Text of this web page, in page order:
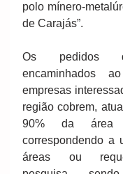
polo mínero-
de Carajás”.
Os pedidos
encaminhados
empresas
região cobrem,
90% da área
correspondendo a
áreas ou